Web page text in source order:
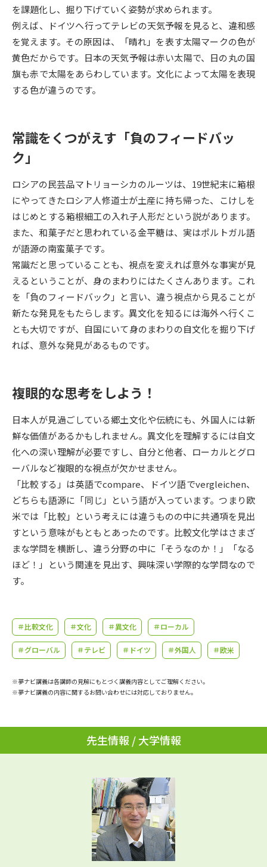
大学で学べる内容や特徴を調べる
新増設大学・学部・学科特集
国際・グローバルに強い大学特
集
データサイエンス特集
新学年スタート号特集ページ
（高3生用）
SELFBRAND特集ページ
オープンキャンパスなどを調べる
オープンキャンパス検索
来場型・Web型イベント特集 夢ナビライブ
受験準備 資料検索
先輩が入学を決めた理由 テレメール全国一斉進学調査
新生活お役立ちガイド
学問発見 学問検索
大学で学びたい学問発見
学問の教科書 夢ナビライブ
資料の料金の
受付内容・発送状況の確認
テレメール進学カタログ
訂正のご案内
を課題化し、掘り下げていく姿勢が求められます。
例えば、ドイツへ行ってテレビの天気予報を見ると、違和感
を覚えます。その原因は、「晴れ」を表す太陽マークの色が
黄色だからです。日本の天気予報は赤い太陽で、日の丸の国
旗も赤で太陽をあらわしています。文化によって太陽を表現
する色が違うのです。
常識をくつがえす「負のフィードバッ
ク」
ロシアの民芸品マトリョーシカのルーツは、19世紀末に箱根
にやってきたロシア人修道士が土産に持ち帰った、こけしを
はじめとする箱根細工の入れ子人形だという説があります。
また、和菓子だと思われている金平糖は、実はポルトガル語
が語源の南蛮菓子です。
常識だと思っていることも、視点を変えれば意外な事実が見
えるということが、身のまわりにはたくさんあります。これ
を「負のフィードバック」と言い、違う視点から見ることが
新たな発見をもたらします。異文化を知るには海外へ行くこ
とも大切ですが、自国にいて身のまわりの自文化を掘り下げ
れば、意外な発見があるものです。
複眼的な思考をしよう！
日本人が見過ごしている郷土文化や伝統にも、外国人には新
鮮な価値があるかもしれません。異文化を理解するには自文
化への深い理解が必要ですし、自分と他者、ローカルとグロ
ーバルなど複眼的な視点が欠かせません。
「比較する」は英語でcompare、ドイツ語でvergleichen、
どちらも語源に「同じ」という語が入っています。つまり欧
米では「比較」という考えには違うものの中に共通項を見出
すという意味がもともとあったのです。比較文化学はさまざ
まな学問を横断し、違う分野の中に「そうなのか！」「なる
ほど！」という関連を見出す、興味深い学際的な学問なので
す。
＃比較文化 ＃文化 ＃異文化 ＃ローカル
＃グローバル ＃テレビ ＃ドイツ ＃外国人 ＃欧米
※夢ナビ講義は各講師の見解にもとづく講義内容としてご理解ください。
※夢ナビ講義の内容に関するお問い合わせには対応しておりません。
先生情報 / 大学情報